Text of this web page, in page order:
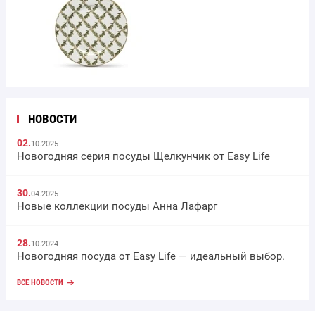
НОВОСТИ
02.10.2025
Новогодняя серия посуды Щелкунчик от Easy Life
30.04.2025
Новые коллекции посуды Анна Лафарг
28.10.2024
Новогодняя посуда от Easy Life — идеальный выбор.
ВСЕ НОВОСТИ